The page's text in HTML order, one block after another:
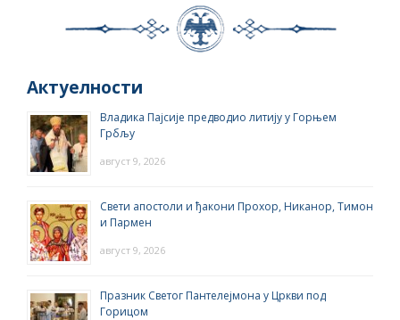
Актуелности
Владика Пајсије предводио литију у Горњем
Грбљу
август 9, 2026
Свети апостоли и ђакони Прохор, Никанор, Тимон
и Пармен
август 9, 2026
Празник Светог Пантелејмона у Цркви под
Горицом